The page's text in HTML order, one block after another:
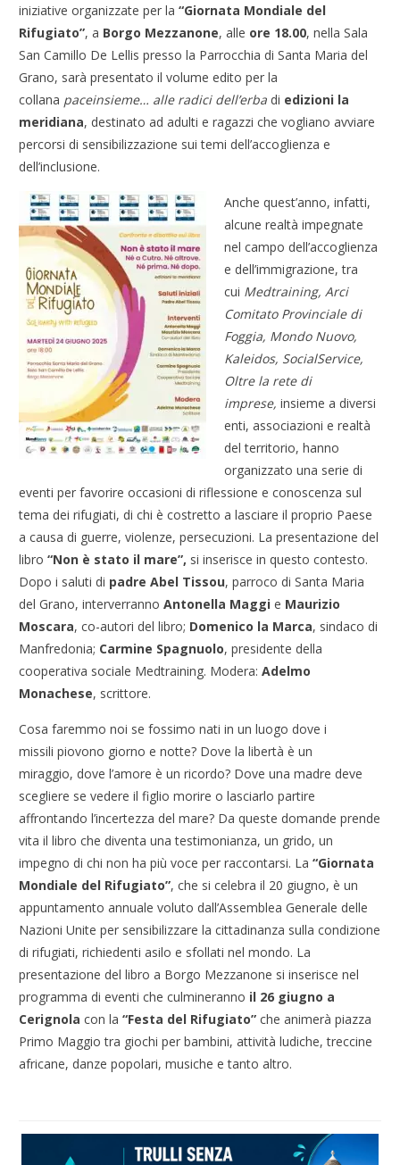
iniziative organizzate per la“Giornata Mondiale del
Rifugiato”, a Borgo Mezzanone, alle ore 18.00, nella Sala
San Camillo De Lellis presso la Parrocchia di Santa Maria del
Grano, sarà presentato il volume edito per la
collana paceinsieme… alle radici dell’erba di edizioni la
meridiana, destinato ad adulti e ragazzi che vogliano avviare
percorsi di sensibilizzazione sui temi dell’accoglienza e
dell’inclusione.
Anche quest’anno, infatti,
alcune realtà impegnate
nel campo dell’accoglienza
e dell’immigrazione, tra
cui Medtraining, Arci
Comitato Provinciale di
Foggia, Mondo Nuovo,
Kaleidos, SocialService,
Oltre la rete di
imprese,insieme a diversi
enti, associazioni e realtà
del territorio, hanno
organizzato una serie di
eventi per favorire occasioni di riflessione e conoscenza sul
tema dei rifugiati, di chi è costretto a lasciare il proprio Paese
a causa di guerre, violenze, persecuzioni. La presentazione del
libro“Non è stato il mare”, si inserisce in questo contesto.
Dopo i saluti di padre Abel Tissou, parroco di Santa Maria
del Grano, interverrannoAntonella Maggi e Maurizio
Moscara, co-autori del libro; Domenico la Marca, sindaco di
Manfredonia; Carmine Spagnuolo, presidente della
cooperativa sociale Medtraining. Modera:Adelmo
Monachese, scrittore.
Cosa faremmo noi se fossimo nati in un luogo dove i
missili piovono giorno e notte? Dove la libertà è un
miraggio, dove l’amore è un ricordo? Dove una madre deve
scegliere se vedere il figlio morire o lasciarlo partire
affrontando l’incertezza del mare? Da queste domande prende
vita il libro che diventa una testimonianza, un grido, un
impegno di chi non ha più voce per raccontarsi. La“Giornata
Mondiale del Rifugiato”, che si celebra il 20 giugno, è un
appuntamento annuale voluto dall’Assemblea Generale delle
Nazioni Unite per sensibilizzare la cittadinanza sulla condizione
di rifugiati, richiedenti asilo e sfollati nel mondo. La
presentazione del libro a Borgo Mezzanone si inserisce nel
programma di eventi che culmineranno il 26 giugno a
Cerignolacon la “Festa del Rifugiato”che animerà piazza
Primo Maggio tra giochi per bambini, attività ludiche, treccine
africane, danze popolari, musiche e tanto altro.